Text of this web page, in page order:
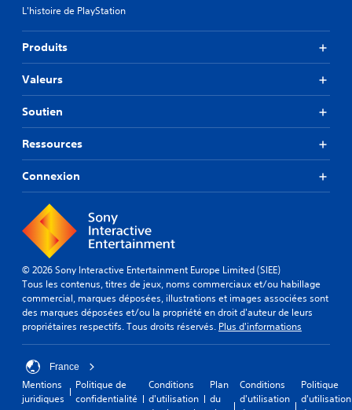
L'histoire de PlayStation
Produits
Valeurs
Soutien
Ressources
Connexion
© 2026 Sony Interactive Entertainment Europe Limited (SIEE)
Tous les contenus, titres de jeux, noms commerciaux et/ou habillage
commercial, marques déposées, illustrations et images associées sont
des marques déposées et/ou la propriété en droit d'auteur de leurs
propriétaires respectifs. Tous droits réservés. Plus d'informations
France
Mentions
juridiques
Politique de
confidentialité
Conditions
d'utilisation
Plan
du
Conditions
d'utilisation
Politique
d'utilisation